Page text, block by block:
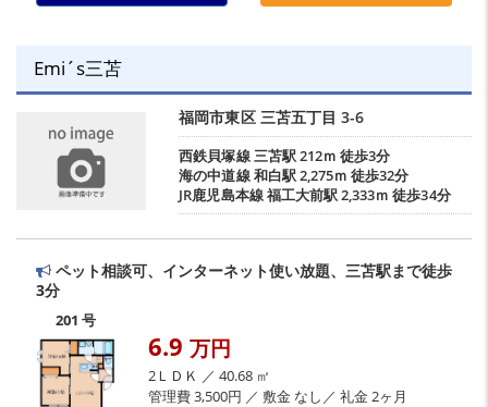
Emi´s三苫
福岡市東区 三苫五丁目 3-6
西鉄貝塚線三苫駅212ｍ 徒歩3分
海の中道線和白駅2,275ｍ 徒歩32分
JR鹿児島本線福工大前駅2,333ｍ 徒歩34分
ペット相談可、インターネット使い放題、三苫駅まで徒歩
3分
201 号
6.9 万円
2ＬＤＫ ／ 40.68 ㎡
管理費 3,500円 ／ 敷金 なし／ 礼金 2ヶ月